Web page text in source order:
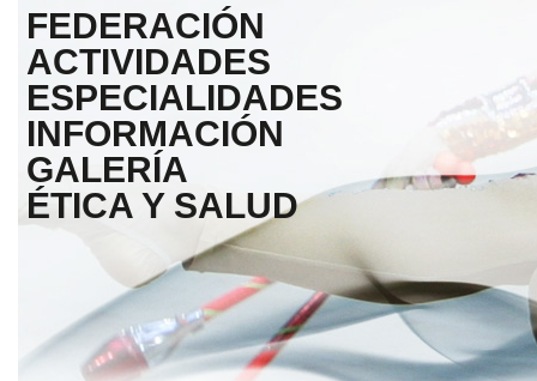
FEDERACIÓN
ACTIVIDADES
ESPECIALIDADES
INFORMACIÓN
GALERÍA
ÉTICA Y SALUD